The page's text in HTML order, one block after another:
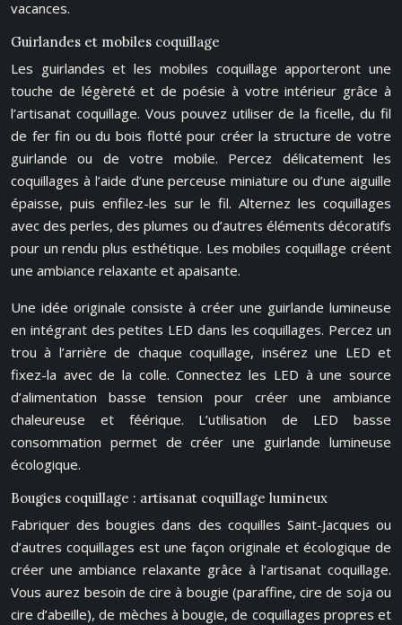
vacances.
Guirlandes et mobiles coquillage
Les guirlandes et les mobiles coquillage apporteront une
touche de légèreté et de poésie à votre intérieur grâce à
l’artisanat coquillage. Vous pouvez utiliser de la ficelle, du fil
de fer fin ou du bois flotté pour créer la structure de votre
guirlande ou de votre mobile. Percez délicatement les
coquillages à l’aide d’une perceuse miniature ou d’une aiguille
épaisse, puis enfilez-les sur le fil. Alternez les coquillages
avec des perles, des plumes ou d’autres éléments décoratifs
pour un rendu plus esthétique. Les mobiles coquillage créent
une ambiance relaxante et apaisante.
Une idée originale consiste à créer une guirlande lumineuse
en intégrant des petites LED dans les coquillages. Percez un
trou à l’arrière de chaque coquillage, insérez une LED et
fixez-la avec de la colle. Connectez les LED à une source
d’alimentation basse tension pour créer une ambiance
chaleureuse et féérique. L’utilisation de LED basse
consommation permet de créer une guirlande lumineuse
écologique.
Bougies coquillage : artisanat coquillage lumineux
Fabriquer des bougies dans des coquilles Saint-Jacques ou
d’autres coquillages est une façon originale et écologique de
créer une ambiance relaxante grâce à l’artisanat coquillage.
Vous aurez besoin de cire à bougie (paraffine, cire de soja ou
cire d’abeille), de mèches à bougie, de coquillages propres et